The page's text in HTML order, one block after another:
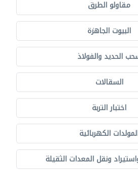
مقاولو الطرق
البيوت الجاهزة
الحديد والفولاذ
السقالات
اختبار التربة
الكهربائية
ونقل المعدات الثقيلة